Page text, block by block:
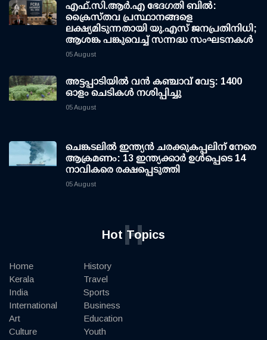
എഫ്.സി.ആര്‍.എ ഭേദഗതി ബില്‍:
ക്രൈസ്തവ പ്രസ്ഥാനങ്ങളെ
ലക്ഷ്യമിടുന്നതായി യു.എസ് ജനപ്രതിനിധി;
ആശങ്ക പങ്കുവെച്ച് സന്നദ്ധ സംഘടനകള്‍
05 August
അട്ടപ്പാടിയില്‍ വന്‍ കഞ്ചാവ് വേട്ട: 1400
ഓളം ചെടികള്‍ നശിപ്പിച്ചു
05 August
ചെങ്കടലില്‍ ഇന്ത്യന്‍ ചരക്കുകപ്പലിന് നേരെ
ആക്രമണം: 13 ഇന്ത്യക്കാര്‍ ഉള്‍പ്പെടെ 14
നാവികരെ രക്ഷപ്പെടുത്തി
05 August
Hot Topics
H
Home
Kerala
India
International
Art
Culture
History
Travel
Sports
Business
Education
Youth